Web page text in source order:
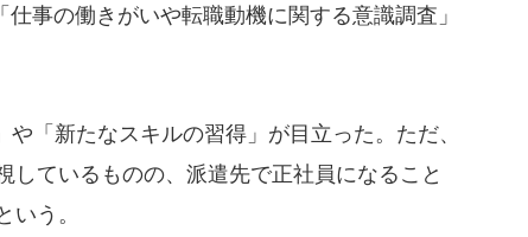
事の働きがいや転職動機に関する意識調査」
「新たなスキルの習得」が目立った。ただ、
ているものの、派遣先で正社員になること
う。